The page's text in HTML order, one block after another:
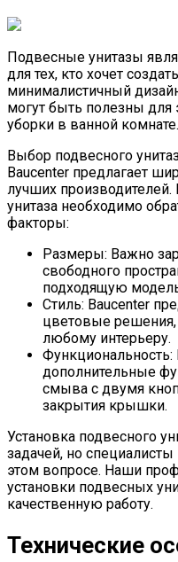
Подвесные унитазы
для тех, кто хочет
минималистичный
могут быть полезны для
уборки в ванной комнате.
Выбор подвесного
Baucenter предлагает
лучших
унитаза необходимо
факторы:
Размеры: Важно
свободного
подходящую
Стиль: Baucenter
цветовые решения,
любому интерьеру.
дополнительные
смыва с двумя
закрытия крышки.
Установка подвесного
задачей, но
этом вопросе. Наши
установки подвесных
качественную работу.
Технические